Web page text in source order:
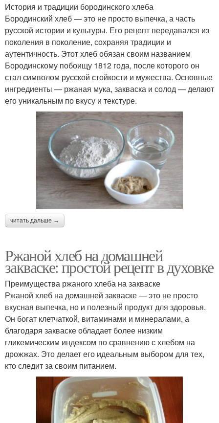
История и традиции бородинского хлеба
Бородинский хлеб — это не просто выпечка, а часть
русской истории и культуры. Его рецепт передавался из
поколения в поколение, сохраняя традиции и
аутентичность. Этот хлеб обязан своим названием
Бородинскому побоищу 1812 года, после которого он
стал символом русской стойкости и мужества. Основные
ингредиенты — ржаная мука, закваска и солод — делают
его уникальным по вкусу и текстуре.
читать дальше →
Ржаной хлеб на домашней
закваске: простой рецепт в духовке
Преимущества ржаного хлеба на закваске
Ржаной хлеб на домашней закваске — это не просто
вкусная выпечка, но и полезный продукт для здоровья.
Он богат клетчаткой, витаминами и минералами, а
благодаря закваске обладает более низким
гликемическим индексом по сравнению с хлебом на
дрожжах. Это делает его идеальным выбором для тех,
кто следит за своим питанием.